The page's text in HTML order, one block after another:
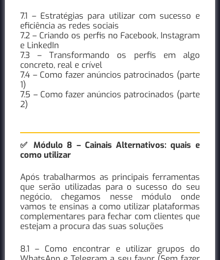
7.1 – Estratégias para utilizar com sucesso e
eficiência as redes sociais
7.2 – Criando os perfis no Facebook, Instagram
e LinkedIn
7.3 – Transformando os perfis em algo
concreto, real e crível
7.4 – Como fazer anúncios patrocinados (parte
1)
7.5 – Como fazer anúncios patrocinados (parte
2)
✅ Módulo 8 – Cainais Alternativos: quais e
como utilizar
Após trabalharmos as principais ferramentas
que serão utilizadas para o sucesso do seu
negócio, chegamos nesse módulo onde
vamos te ensinas a como utilizar plataformas
complementares para fechar com clientes que
estejam a procura das suas soluções
8.1 – Como encontrar e utilizar grupos do